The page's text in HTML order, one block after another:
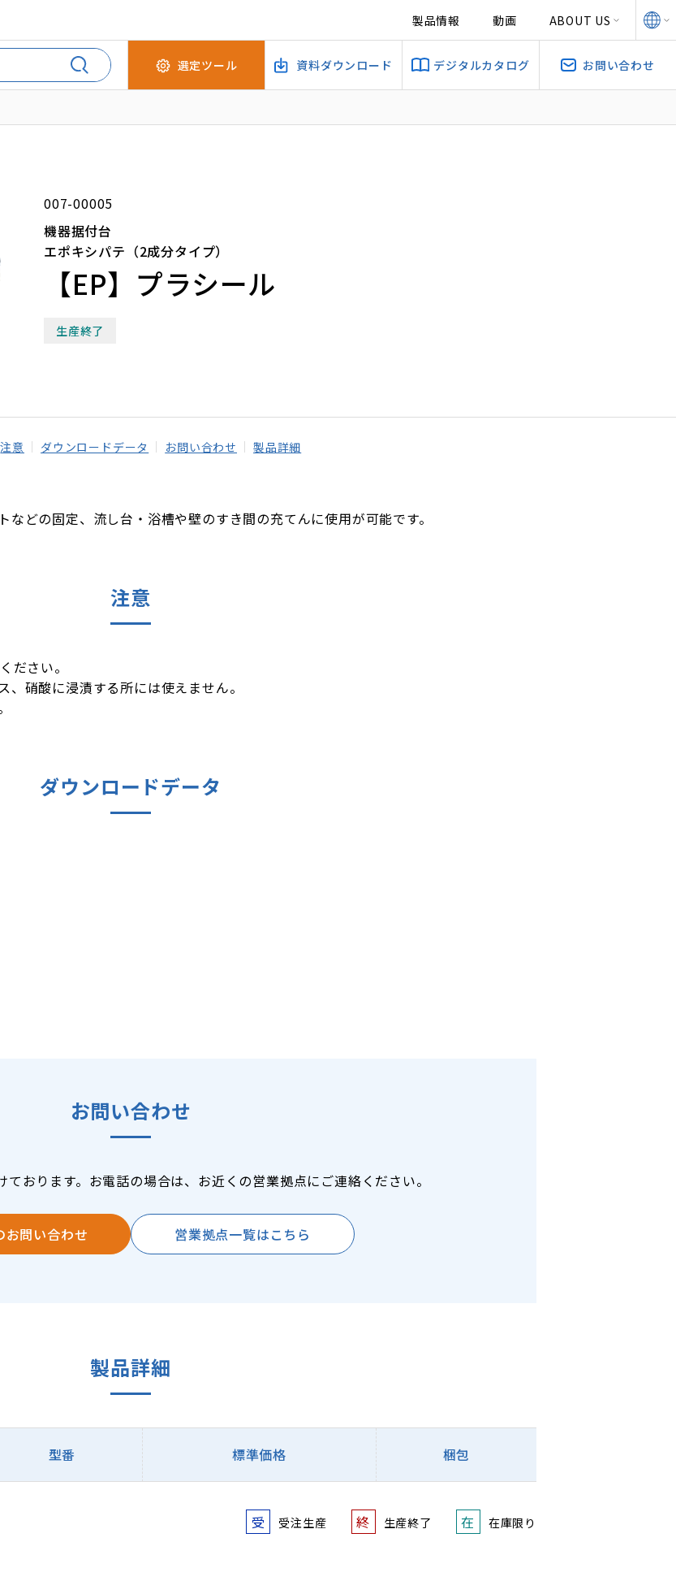
製品情報 動画 ABOUT US
選定ツール 資料ダウンロード デジタルカタログ お問い合わせ
007-00005
機器据付台
エポキシパテ（2成分タイプ）
【EP】プラシール
生産終了
注意 ダウンロードデータ お問い合わせ 製品詳細
どの固定、流し台・浴槽や壁のすき間の充てんに使用が可能です。
注意
ださい。
硝酸に浸漬する所には使えません。
ダウンロードデータ
お問い合わせ
おります。お電話の場合は、お近くの営業拠点にご連絡ください。
お問い合わせ 営業拠点一覧はこちら
製品詳細
型番 標準価格 梱包
受 受注生産 終 生産終了 在 在庫限り